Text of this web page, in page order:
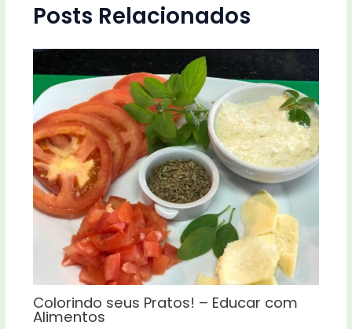
Posts Relacionados
Colorindo seus Pratos! – Educar com
Alimentos